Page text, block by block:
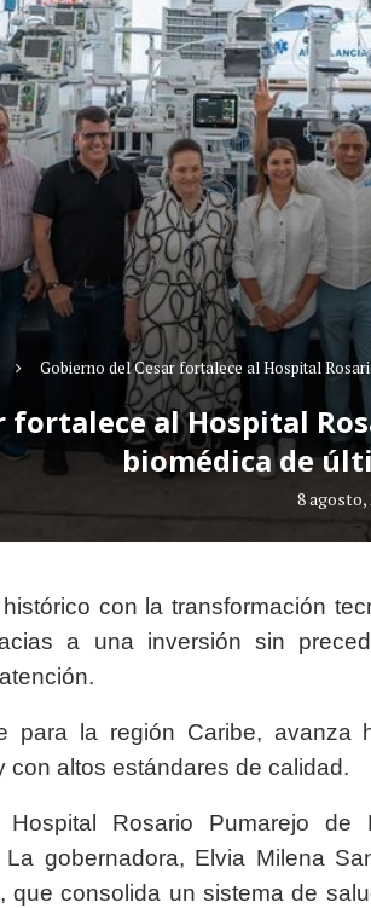
Gobierno del Cesar fortalece al Hospital
fortalece al Hospital
biomédica de
8 agosto,
con la transformación
a una inversión sin
para la región Caribe, avanza
altos estándares de calidad.
Rosario Pumarejo de
gobernadora, Elvia Milena
que consolida un sistema de